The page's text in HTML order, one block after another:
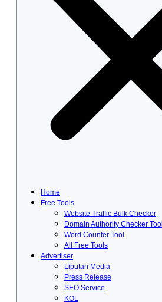
Home
Free Tools
Website Traffic Bulk Checker
Domain Authority Checker Tool
Word Counter Tool
All Free Tools
Advertiser
Liputan Media
Press Release
SEO Service
KOL